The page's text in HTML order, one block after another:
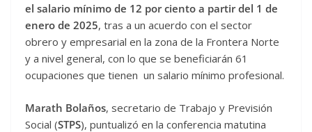
el salario mínimo de 12 por ciento a partir del 1 de
enero de 2025, tras a un acuerdo con el sector
obrero y empresarial en la zona de la Frontera Norte
y a nivel general, con lo que se beneficiarán 61
ocupaciones que tienen un salario mínimo profesional.
Marath Bolaños, secretario de Trabajo y Previsión
Social (STPS), puntualizó en la conferencia matutina